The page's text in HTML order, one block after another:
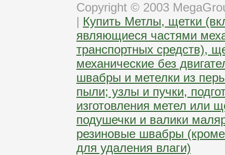
Copyright © 2003
| Купить Метлы, щетки
являющиеся частями
транспортных средств),
механические без
швабры и метелки из
пыли; узлы и пучки,
изготовления метел или
подушечки и валики
резиновые швабры
для удаления влаги)